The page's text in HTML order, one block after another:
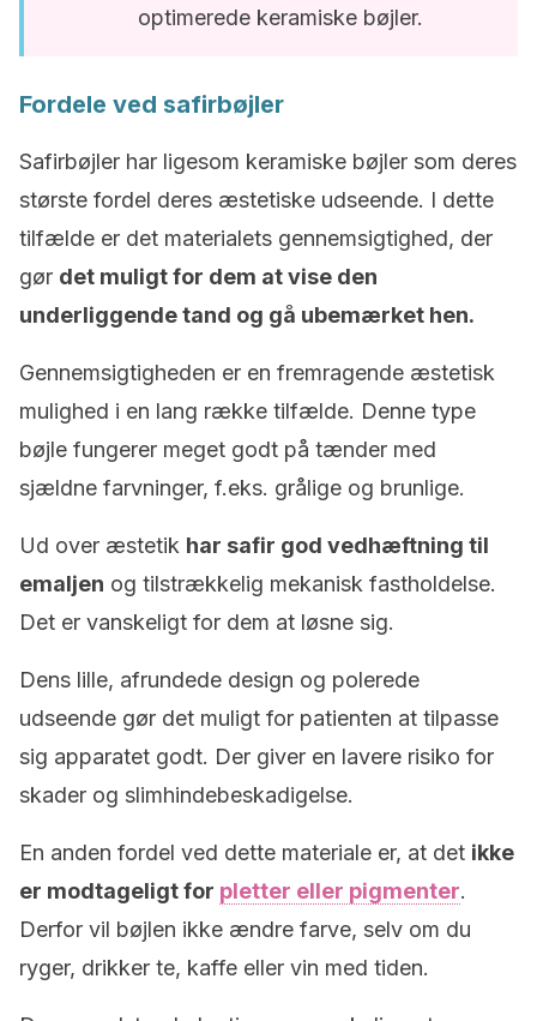
optimerede keramiske bøjler.
Fordele ved safirbøjler
Safirbøjler har ligesom keramiske bøjler som deres
største fordel deres æstetiske udseende. I dette
tilfælde er det materialets gennemsigtighed, der
gør det muligt for dem at vise den
underliggende tand og gå ubemærket hen.
Gennemsigtigheden er en fremragende æstetisk
mulighed i en lang række tilfælde. Denne type
bøjle fungerer meget godt på tænder med
sjældne farvninger, f.eks. grålige og brunlige.
Ud over æstetik har safir god vedhæftning til
emaljen og tilstrækkelig mekanisk fastholdelse.
Det er vanskeligt for dem at løsne sig.
Dens lille, afrundede design og polerede
udseende gør det muligt for patienten at tilpasse
sig apparatet godt. Der giver en lavere risiko for
skader og slimhindebeskadigelse.
En anden fordel ved dette materiale er, at det ikke
er modtageligt for pletter eller pigmenter.
Derfor vil bøjlen ikke ændre farve, selv om du
ryger, drikker te, kaffe eller vin med tiden.